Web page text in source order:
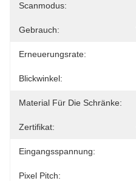
Scanmodus:
Gebrauch:
Erneuerungsrate:
Blickwinkel:
Material Für Die Schränke:
Zertifikat:
Eingangsspannung:
Pixel Pitch: